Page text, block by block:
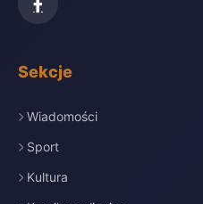
Sekcje
Wiadomości
Sport
Kultura